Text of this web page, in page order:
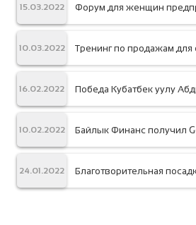
15.03.2022
Форум для женщин
10.03.2022 Тренинг по продажам для
16.02.2022
Победа Кубатбек уулу
10.02.2022
Байлык Финанс получил
24.01.2022
Благотворительная